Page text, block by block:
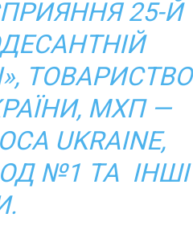
25-Й
ТОВАРИСТВО
МХП —
UKRAINE,
№1 ТА ІНШІ